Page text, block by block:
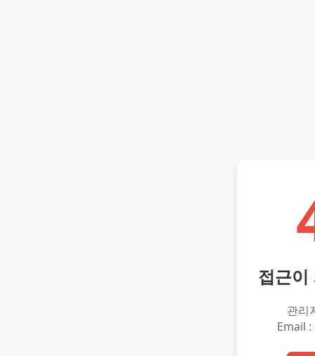
접근이
관리
Email